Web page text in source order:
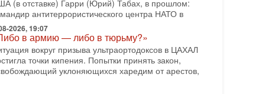
07-2026, 16:54
авиакомпании «Аркия» намерен
полеты по субботам!
возможной продажи авиакомпании «Аркия»
громкий конфликт.
07-2026, 08:16
(в отставке) Гарри (Юрий) Табах, в прошлом:
антитеррористического центра НАТО в
2026, 19:07
в армию — либо в тюрьму?»
вокруг призыва ультраортодоксов в ЦАХАЛ
точки кипения. Попытки принять закон,
уклоняющихся харедим от арестов,